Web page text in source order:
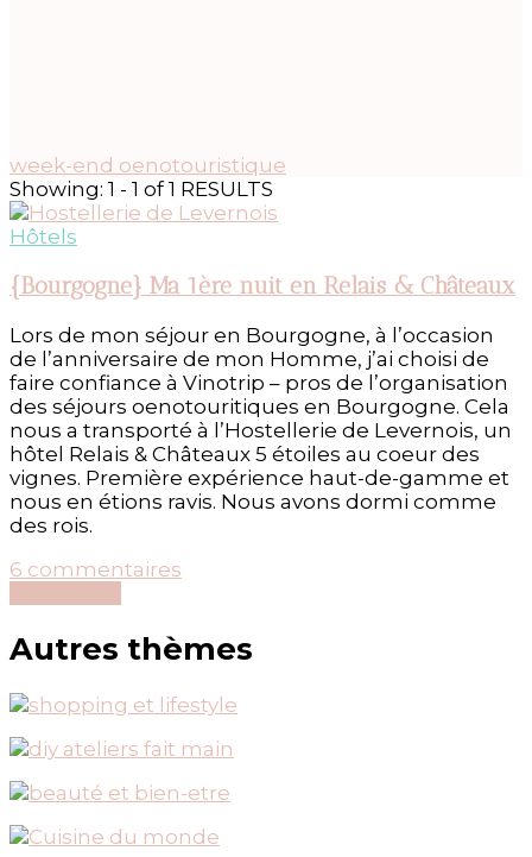
week-end oenotouristique
Showing: 1 - 1 of 1 RESULTS
Hôtels
{Bourgogne} Ma 1ère nuit en Relais & Châteaux
Lors de mon séjour en Bourgogne, à l’occasion
de l’anniversaire de mon Homme, j’ai choisi de
faire confiance à Vinotrip – pros de l’organisation
des séjours oenotouritiques en Bourgogne. Cela
nous a transporté à l’Hostellerie de Levernois, un
hôtel Relais & Châteaux 5 étoiles au coeur des
vignes. Première expérience haut-de-gamme et
nous en étions ravis. Nous avons dormi comme
des rois.
6 commentaires
1ère
nuit
Relais
Châteaux
Autres thèmes